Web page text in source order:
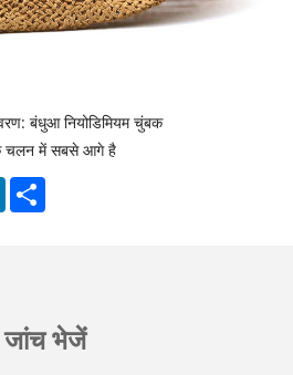
बंधुआ नियोडिमियम चुंबक
के चलन में सबसे आगे है
LinkedIn
जांच भेजें